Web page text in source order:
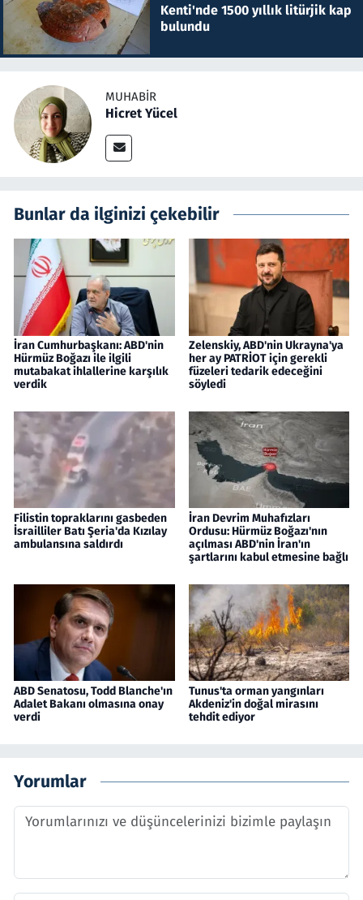
Kenti'nde 1500 yıllık litürjik kap
bulundu
MUHABIR
Hicret Yücel
Bunlar da ilginizi çekebilir
İran Cumhurbaşkanı: ABD'nin
Hürmüz Boğazı ile ilgili
mutabakat ihlallerine karşılık
verdik
Zelenskiy, ABD'nin Ukrayna'ya
her ay PATRİOT için gerekli
füzeleri tedarik edeceğini
söyledi
Filistin topraklarını gasbeden
İsrailliler Batı Şeria'da Kızılay
ambulansına saldırdı
İran Devrim Muhafızları
Ordusu: Hürmüz Boğazı'nın
açılması ABD'nin İran'ın
şartlarını kabul etmesine bağlı
ABD Senatosu, Todd Blanche'ın
Adalet Bakanı olmasına onay
verdi
Tunus'ta orman yangınları
Akdeniz'in doğal mirasını
tehdit ediyor
Yorumlar